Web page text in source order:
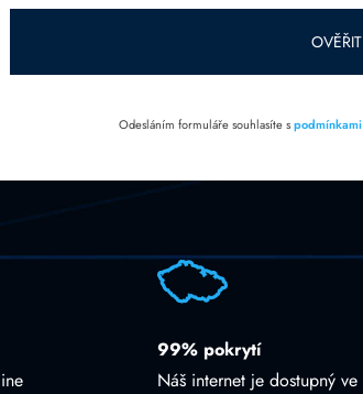
prázdné.
OVĚŘIT
Odesláním formuláře souhlasíte spodmínkami
99% pokrytí
Náš internet je dostupný ve